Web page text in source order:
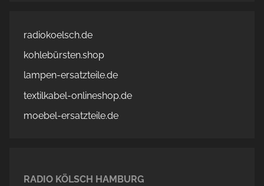
radiokoelsch.de
kohlebürsten.shop
lampen-ersatzteile.de
textilkabel-onlineshop.de
moebel-ersatzteile.de
RADIO KÖLSCH HAMBURG